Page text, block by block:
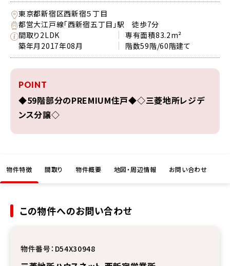
東京都新宿区西新宿５丁目
都営大江戸線「西新宿五丁目」駅 徒歩7分
間取り 2LDK 専有面積83.2m²
築年月 2017年08月 階数59階/60階建て
POINT
◆59階部分のPREMIUM住戸◆◇三菱地所レジデ
ンス分譲◇
物件特徴 間取り 物件概要 地図・周辺情報 お問い合わせ
この物件へのお問い合わせ
物件番号： D54X30948